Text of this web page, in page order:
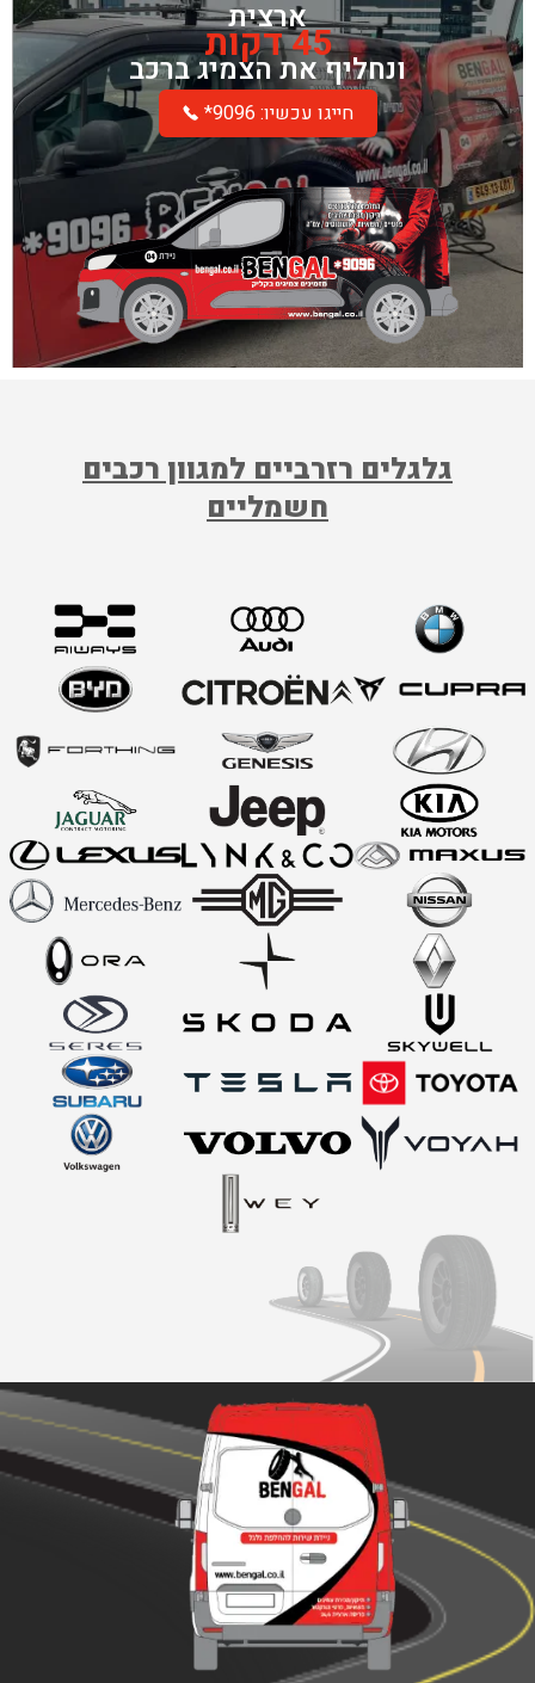
ארצית
45 דקות
ונחליף את הצמיג ברכב
*חייגו עכשיו: 9096
גלגלים רזרביים למגוון רכבים
חשמליים